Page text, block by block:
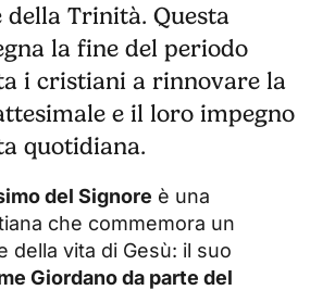
della Trinità. Questa
la fine del periodo
i cristiani a rinnovare la
e il loro impegno
quotidiana.
del Signore è una
che commemora un
della vita di Gesù: il suo
Giordano da parte del